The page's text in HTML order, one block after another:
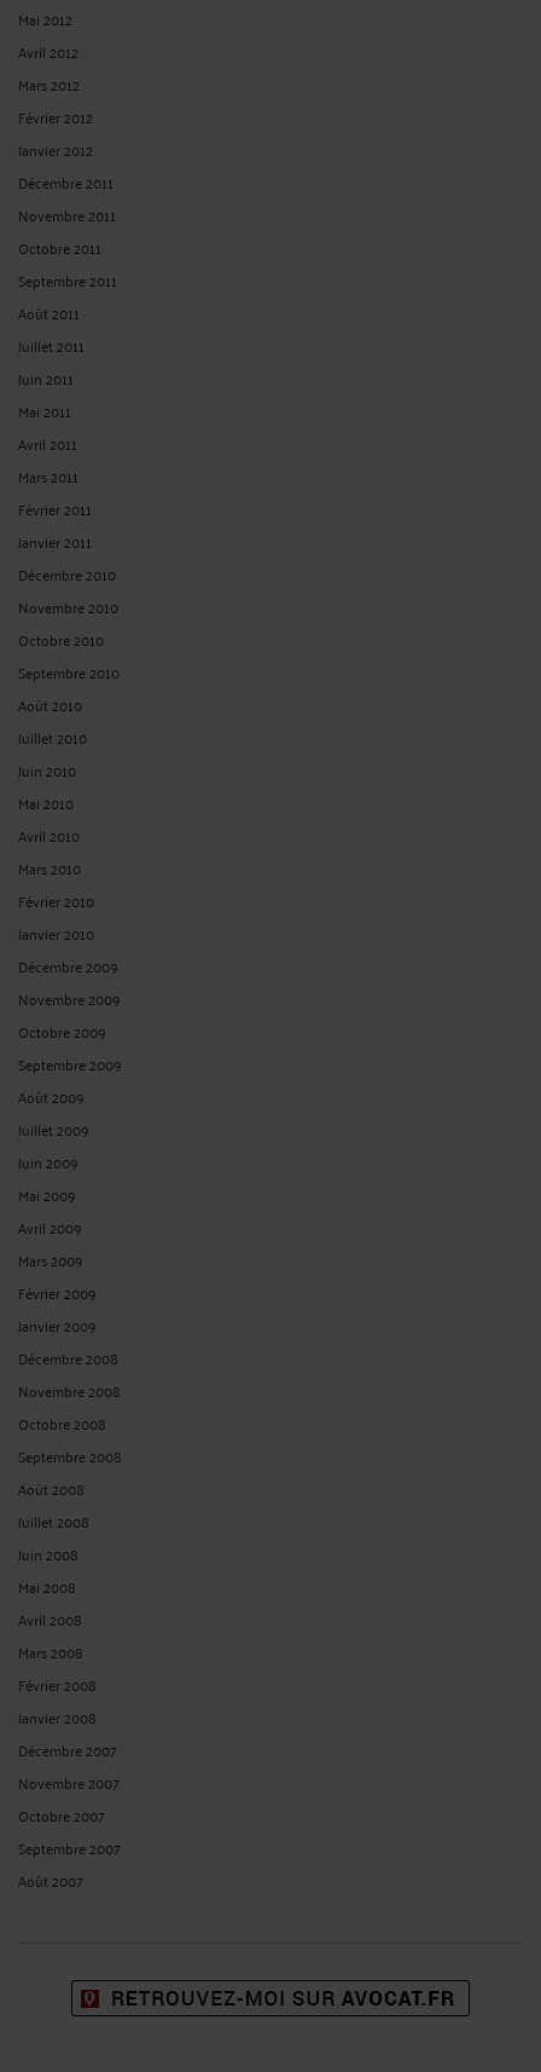
Mai 2012
Avril 2012
Mars 2012
Février 2012
Janvier 2012
Décembre 2011
Novembre 2011
Octobre 2011
Septembre 2011
Août 2011
Juillet 2011
Juin 2011
Mai 2011
Avril 2011
Mars 2011
Février 2011
Janvier 2011
Décembre 2010
Novembre 2010
Octobre 2010
Septembre 2010
Août 2010
Juillet 2010
Juin 2010
Mai 2010
Avril 2010
Mars 2010
Février 2010
Janvier 2010
Décembre 2009
Novembre 2009
Octobre 2009
Septembre 2009
Août 2009
Juillet 2009
Juin 2009
Mai 2009
Avril 2009
Mars 2009
Février 2009
Janvier 2009
Décembre 2008
Novembre 2008
Octobre 2008
Septembre 2008
Août 2008
Juillet 2008
Juin 2008
Mai 2008
Avril 2008
Mars 2008
Février 2008
Janvier 2008
Décembre 2007
Novembre 2007
Octobre 2007
Septembre 2007
Août 2007